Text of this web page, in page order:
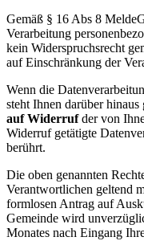
Gemäß § 16 Abs 8
Verarbeitung
kein Widerspruchsrecht
auf Einschränkung der
Wenn die
steht Ihnen darüber
auf Widerrufder von
Widerruf getätigte
berührt.
Die oben genannten
Verantwortlichen geltend
formlosen Antrag auf
Gemeinde wird
Monates nach Eingang